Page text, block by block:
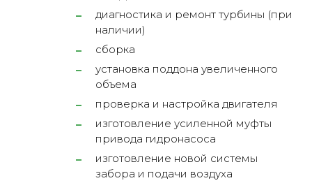
диагностика и ремонт турбины (при
наличии)
сборка
установка поддона увеличенного
объема
проверка и настройка двигателя
изготовление усиленной муфты
привода гидронасоса
изготовление новой системы
забора и подачи воздуха